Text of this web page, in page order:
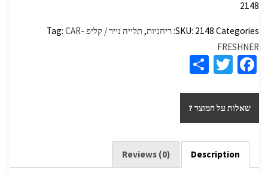
2148
SKU: 2148 Categories: ריחניות, תלייה נייר / קליפ Tag: CAR-
FRESHNER
Fa
b
o
o
k
T
tt
er
ar
e
שאלות על המוצר ?
Description
Reviews (0)